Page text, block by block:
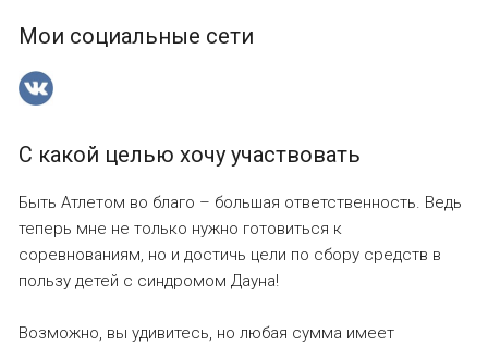
Мои социальные сети
С какой целью хочу участвовать
Быть Атлетом во благо – большая ответственность. Ведь
теперь мне не только нужно готовиться к
соревнованиям, но и достичь цели по сбору средств в
пользу детей с синдромом Дауна!
Возможно, вы удивитесь, но любая сумма имеет